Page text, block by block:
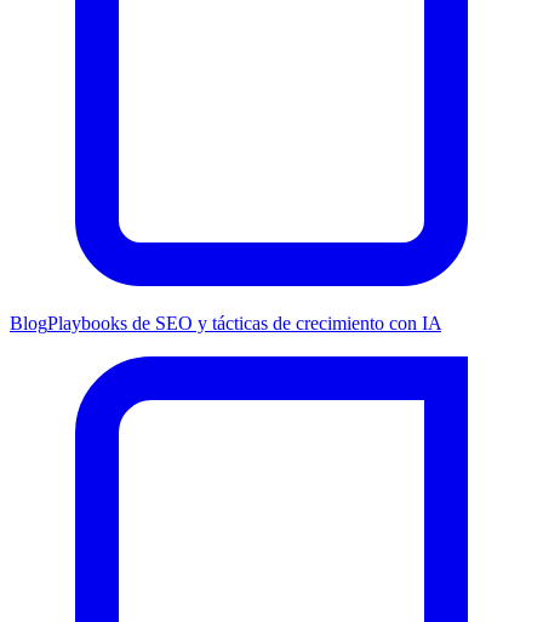
BlogPlaybooks de SEO y tácticas de crecimiento con IA